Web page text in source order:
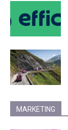
MARKETING